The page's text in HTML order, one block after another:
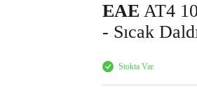
EAE AT4
- Sıcak
Stokta Var